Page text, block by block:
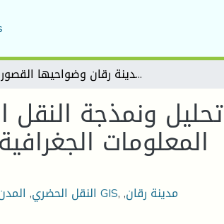
تحليل ونمذجة النقل الحضري في المدن الصحراوية باستعمال نظم المعلومات الجغرافية ـ دراسة حالة مدينة رقان وضواحيها القصور
تحليل ونمذجة
المعلومات
النقل الحضري, نظم المعلومات الجغرافية GIS, مدينة رقان,